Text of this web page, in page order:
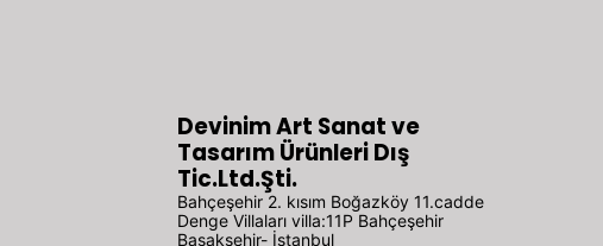
Devinim Art Sanat ve
Tasarım Ürünleri Dış
Tic.Ltd.Şti.
Bahçeşehir 2. kısım Boğazköy 11.cadde
Denge Villaları villa:11P Bahçeşehir
Başakşehir- İstanbul